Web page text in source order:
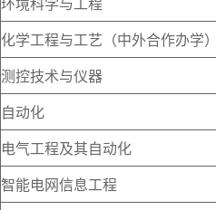
环境科学与工程
化学工程与工艺（中外合作办学
测控技术与仪器
自动化
电气工程及其自动化
智能电网信息工程